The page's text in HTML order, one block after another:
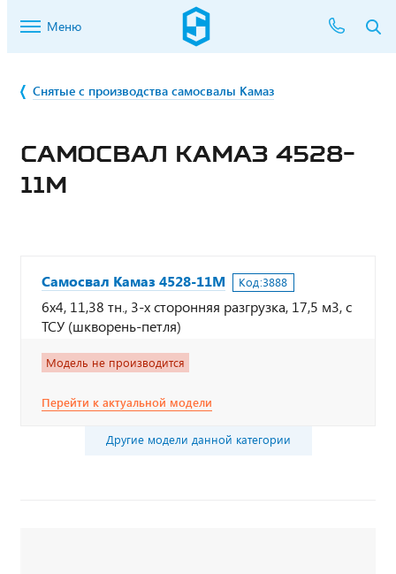
Меню
Снятые с производства самосвалы Камаз
САМОСВАЛ КАМАЗ 4528-
11М
Самосвал Камаз 4528-11М Код:3888
6х4, 11,38 тн., 3-х сторонняя разгрузка, 17,5 м3, с
ТСУ (шкворень-петля)
Модель не производится
Перейти к актуальной модели
Другие модели данной категории